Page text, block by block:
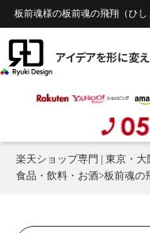
アイデアを形に変
楽天ショップ専門 | 東京・大
食品・飲料・お酒>板前魂の